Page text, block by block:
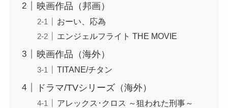
映画作品（邦画）
おーい、応為
エンジェルフライト THE MOVIE
映画作品（海外）
TITANE/チタン
ドラマ/TVシリーズ（海外）
アレックス･クロス ～狙われた刑事～